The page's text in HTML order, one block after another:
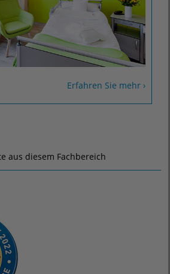
Erfahren Sie mehr ›
aus diesem Fachbereich